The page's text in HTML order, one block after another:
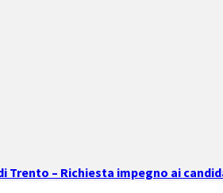
Trento – Richiesta impegno ai